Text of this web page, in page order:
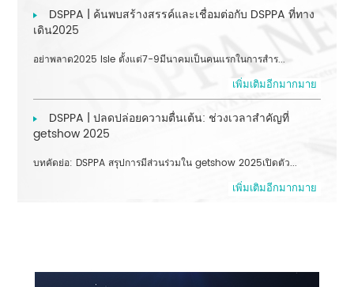
DSPPA | ค้นพบสร้างสรรค์และเชื่อมต่อกับ DSPPA ที่ทาง
เดิน2025
อย่าพลาด2025 Isle ตั้งแต่7-9มีนาคมเป็นคนแรกในการสำร...
เพิ่มเติมอีกมากมาย
DSPPA | ปลดปล่อยความตื่นเต้น: ช่วงเวลาสำคัญที่
getshow 2025
บทคัดย่อ: DSPPA สรุปการมีส่วนร่วมใน getshow 2025เปิดตัว...
เพิ่มเติมอีกมากมาย